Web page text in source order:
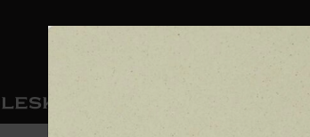
ショ